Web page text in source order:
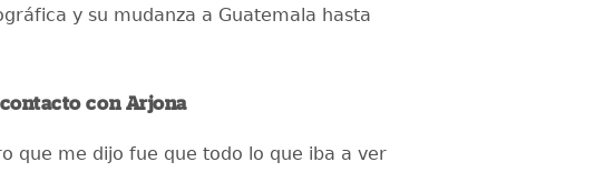
y su mudanza a Guatemala hasta
con Arjona
que me dijo fue que todo lo que iba a ver